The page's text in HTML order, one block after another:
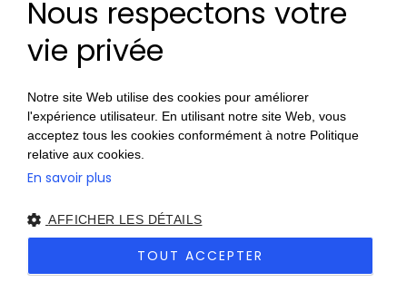
CONTACTS
Nos Magasins
Travaillez avec nous
© 2026 Veneta Cucine France SAS
Policy|Accessibilité|Sitemap
Nous respectons votre
vie privée
Notre site Web utilise des cookies pour améliorer
l'expérience utilisateur. En utilisant notre site Web, vous
acceptez tous les cookies conformément à notre Politique
relative aux cookies.
En savoir plus
AFFICHER LES DÉTAILS
TOUT ACCEPTER